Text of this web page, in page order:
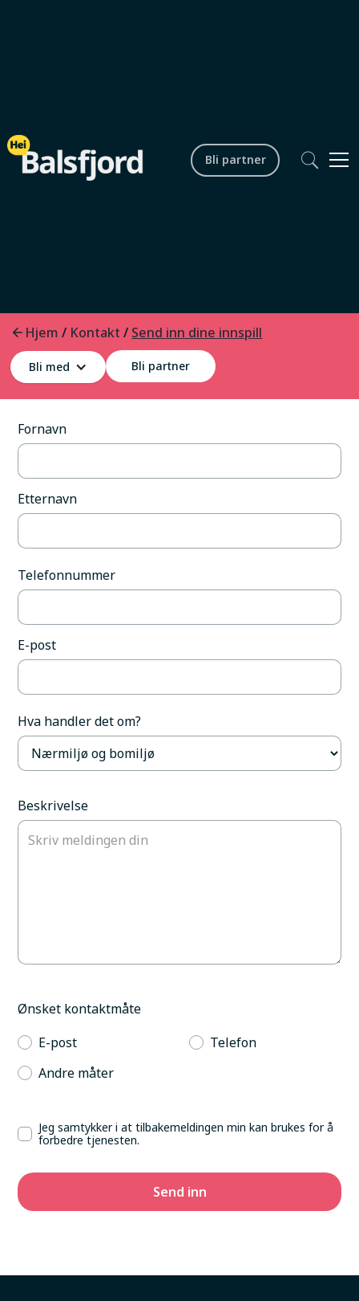
Bli partner
Hjem / Kontakt / Send inn dine innspill
Bli med Bli partner
Del med oss.
stine@heibalsfjord.no
Fornavn
Etternavn
Telefonnummer
E-post
Hva handler det om?
Beskrivelse
Ønsket kontaktmåte
E-post
Telefon
Andre måter
Jeg samtykker i at tilbakemeldingen min kan brukes for å
forbedre tjenesten.